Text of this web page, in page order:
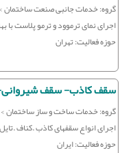
گروه: خدمات جانبی صنعت ساختمان
اجرای نمای ترموود و ترمو پلاست با
حوزه فعالیت: تهران
سقف کاذب- سقف
گروه: خدمات ساخت و ساز ساختمان
اجرای انواع سقفهای کاذب .کناف .تایل 60*60 . ساندویچ پنل .و سقفهای شیب دار
حوزه فعالیت: ایران